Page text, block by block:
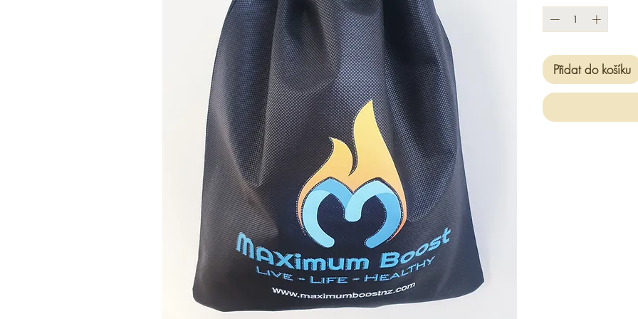
Přidat do košíku